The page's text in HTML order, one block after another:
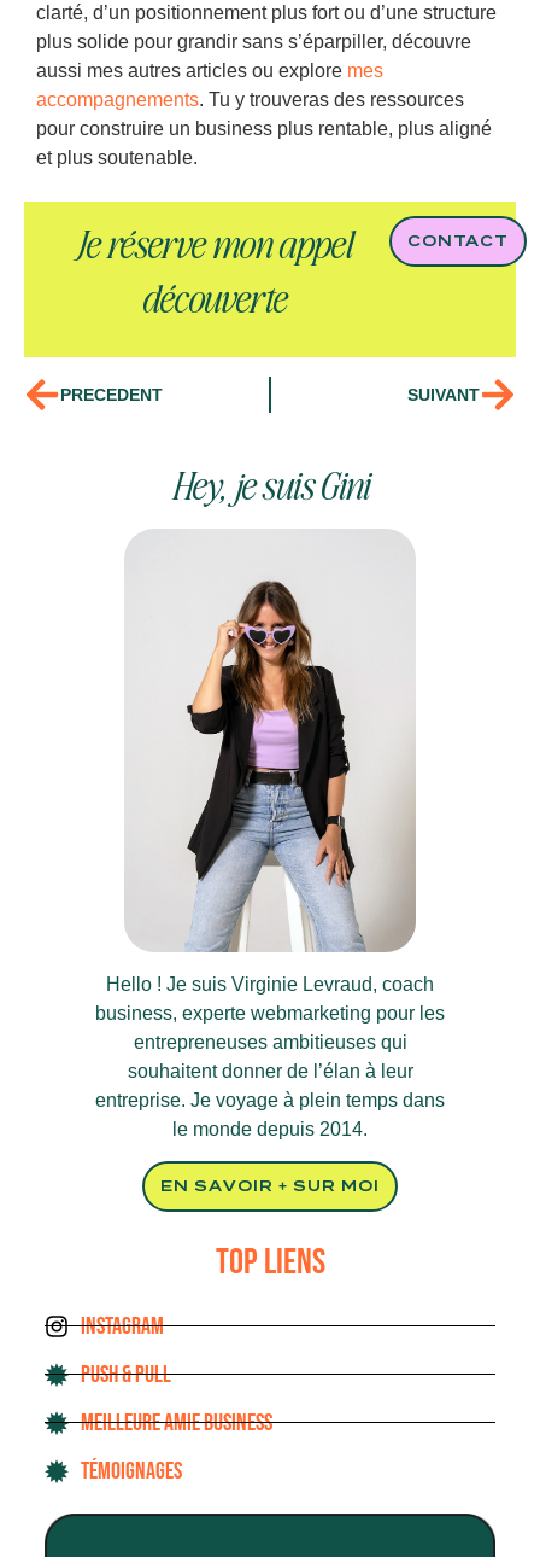
clarté, d’un positionnement plus fort ou d’une structure
plus solide pour grandir sans s’éparpiller, découvre
aussi mes autres articles ou explore mes
accompagnements. Tu y trouveras des ressources
pour construire un business plus rentable, plus aligné
et plus soutenable.
Je réserve mon appel
découverte
CONTACT
PRECEDENT SUIVANT
Hey, je suis Gini
Hello ! Je suis Virginie Levraud, coach
business, experte webmarketing pour les
entrepreneuses ambitieuses qui
souhaitent donner de l’élan à leur
entreprise. Je voyage à plein temps dans
le monde depuis 2014.
EN SAVOIR + SUR MOI
TOP LIENS
INSTAGRAM
PUSH & PULL
MEILLEURE AMIE BUSINESS
TÉMOIGNAGES